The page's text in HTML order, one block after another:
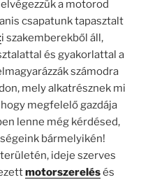
a motorod
csapatunk tapasztalt
i szakemberekből áll,
és gyakorlattal a
számodra
mely alkatrésznek mi
megfelelő gazdája
lenne még kérdésed,
bármelyikén!
területén, ideje szerves
motorszerelésés